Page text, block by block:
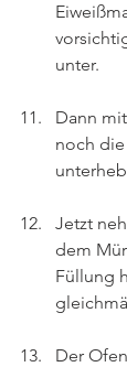
unter.
Dann
noch
Jetzt
dem
Füllung
Der